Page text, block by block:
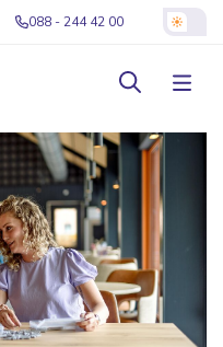
088 - 244 42 00